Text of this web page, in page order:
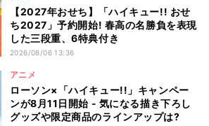
【2027年おせち】「ハイキュー!! おせ
ち2027」予約開始! 春高の名勝負を表現
した三段重、6特典付き
2026/08/06 13:36
アニメ
ローソン×「ハイキュー!!」キャンペー
ンが8月11日開始 - 気になる描き下ろし
グッズや限定商品のラインアップは?